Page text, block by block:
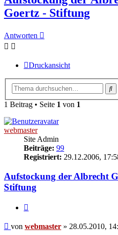
Goertz - Stiftung
Antworten
Druckansicht
1 Beitrag • Seite 1 von 1
webmaster
Site Admin
Beiträge: 99
Registriert: 29.12.2006,
Aufstockung der Albrecht
Stiftung
Beitrag
von webmaster » 28.05.2010,